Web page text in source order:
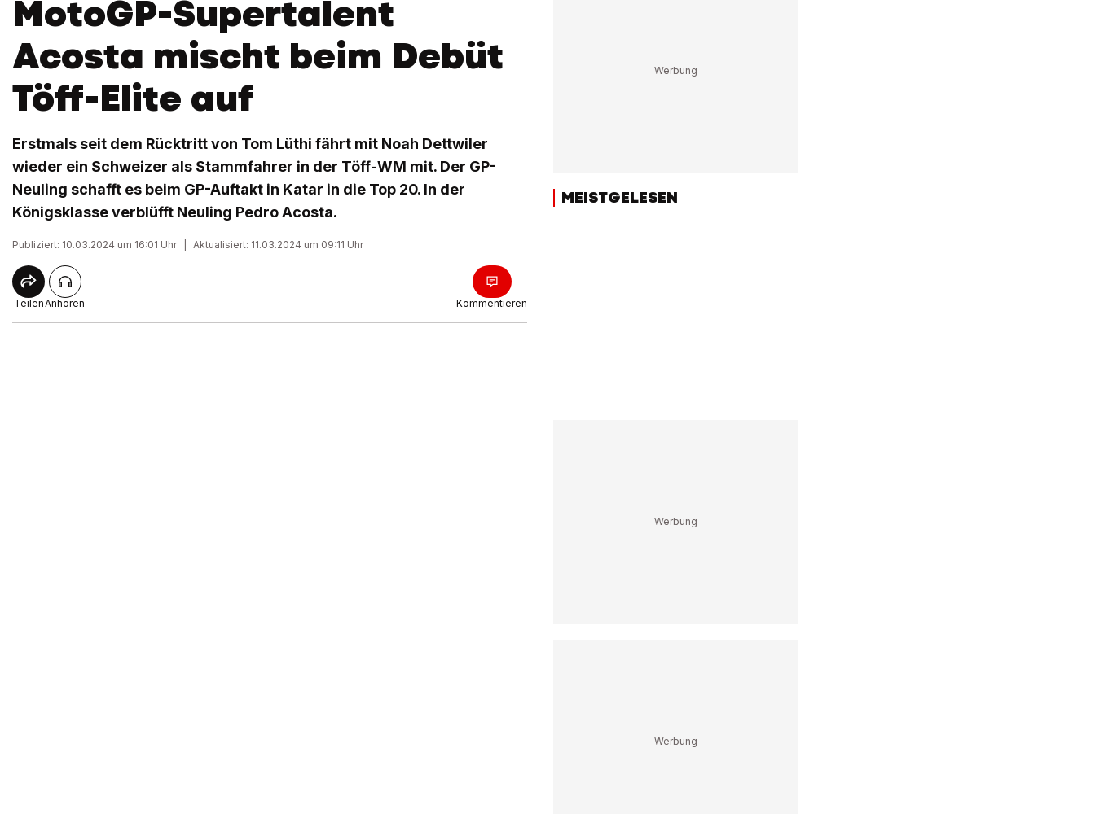
MotoGP-Supertalent
Acosta mischt beim Debüt
Töff-Elite auf
Erstmals seit dem Rücktritt von Tom Lüthi fährt mit Noah Dettwiler
wieder ein Schweizer als Stammfahrer in der Töff-WM mit. Der GP-
Neuling schafft es beim GP-Auftakt in Katar in die Top 20. In der
Königsklasse verblüfft Neuling Pedro Acosta.
Publiziert: 10.03.2024 um 16:01 Uhr Aktualisiert: 11.03.2024 um 09:11 Uhr
TeilenAnhören Kommentieren
MEISTGELESEN